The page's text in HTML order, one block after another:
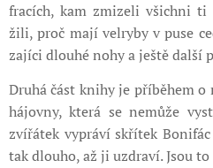
fracích, kam zmizeli všichni
žili, proč mají velryby v puse
zajíci dlouhé nohy a ještě další
Druhá část knihy je příběhem o
hájovny, která se nemůže
zvířátek vypráví skřítek
tak dlouho, až ji uzdraví. Jsou